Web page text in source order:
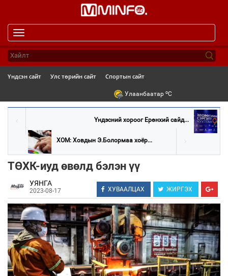
navigation
Үндсэн сайт Улс төрийн сайт Спортын сайт
Улаанбаатар oC
Үндэсний хороог Ерөнхий сайд...
ХОМ: Ховдын Э.Болормаа хоёр...
ТӨХК-иуд өвөлд бэлэн үү
УЯНГА
2023-08-17 ХУВААЛЦАХ ЖИРГЭХ